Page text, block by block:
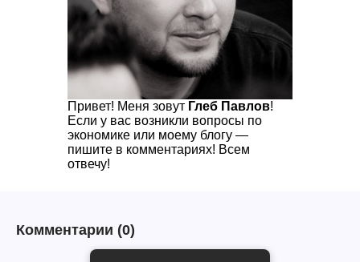
Привет! Меня зовут Глеб Павлов!
Если у вас возникли вопросы по
экономике или моему блогу —
пишите в комментариях! Всем
отвечу!
Комментарии (0)